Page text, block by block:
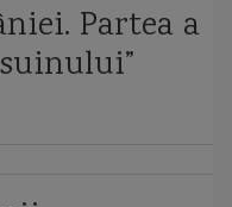
Partea a